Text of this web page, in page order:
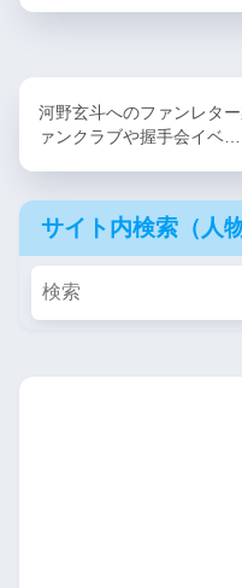
河野玄斗へのファンレタ
ァンクラブや握手会イベ…
サイト内検索（人